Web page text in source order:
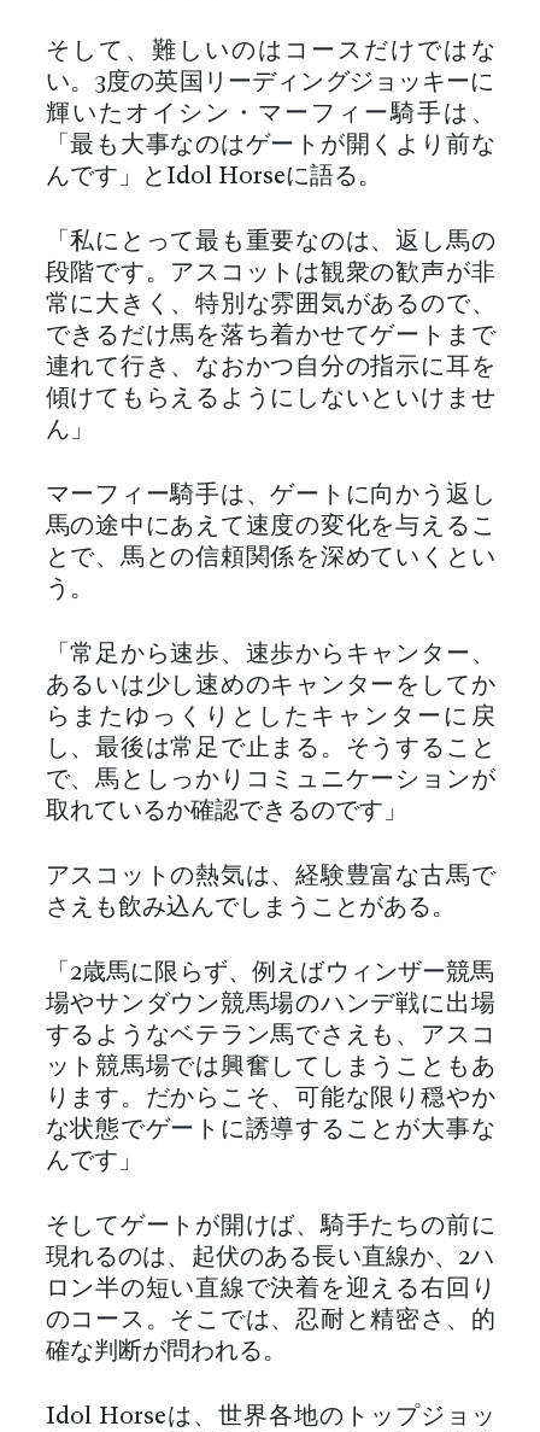
そして、難しいのはコースだけではな
い。3度の英国リーディングジョッキーに
輝いたオイシン・マーフィー騎手は、
「最も大事なのはゲートが開くより前な
んです」とIdol Horseに語る。
「私にとって最も重要なのは、返し馬の
段階です。アスコットは観衆の歓声が非
常に大きく、特別な雰囲気があるので、
できるだけ馬を落ち着かせてゲートまで
連れて行き、なおかつ自分の指示に耳を
傾けてもらえるようにしないといけませ
ん」
マーフィー騎手は、ゲートに向かう返し
馬の途中にあえて速度の変化を与えるこ
とで、馬との信頼関係を深めていくとい
う。
「常足から速歩、速歩からキャンター、
あるいは少し速めのキャンターをしてか
らまたゆっくりとしたキャンターに戻
し、最後は常足で止まる。そうすること
で、馬としっかりコミュニケーションが
取れているか確認できるのです」
アスコットの熱気は、経験豊富な古馬で
さえも飲み込んでしまうことがある。
「2歳馬に限らず、例えばウィンザー競馬
場やサンダウン競馬場のハンデ戦に出場
するようなベテラン馬でさえも、アスコ
ット競馬場では興奮してしまうこともあ
ります。だからこそ、可能な限り穏やか
な状態でゲートに誘導することが大事な
んです」
そしてゲートが開けば、騎手たちの前に
現れるのは、起伏のある長い直線か、2ハ
ロン半の短い直線で決着を迎える右回り
のコース。そこでは、忍耐と精密さ、的
確な判断が問われる。
Idol Horseは、世界各地のトップジョッ